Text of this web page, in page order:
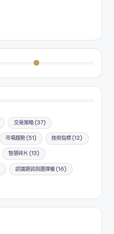
交易策略(37)
市場趨勢(51) 技術指標 (12)
智慧碎片 (13)
認識期貨與選擇權(16)